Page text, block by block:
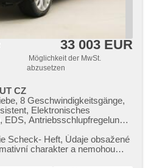
33 003 EUR
Möglichkeit der MwSt.
abzusetzen
CZ
8 Geschwindigkeitsgänge,
Elektronisches
EDS, Antriebsschlupfregelung
der Hang, asistent rozjezdu
limitu (SLIF), Uhr
Scheck​- Heft,​ Údaje obsažené
charakter a nemohou